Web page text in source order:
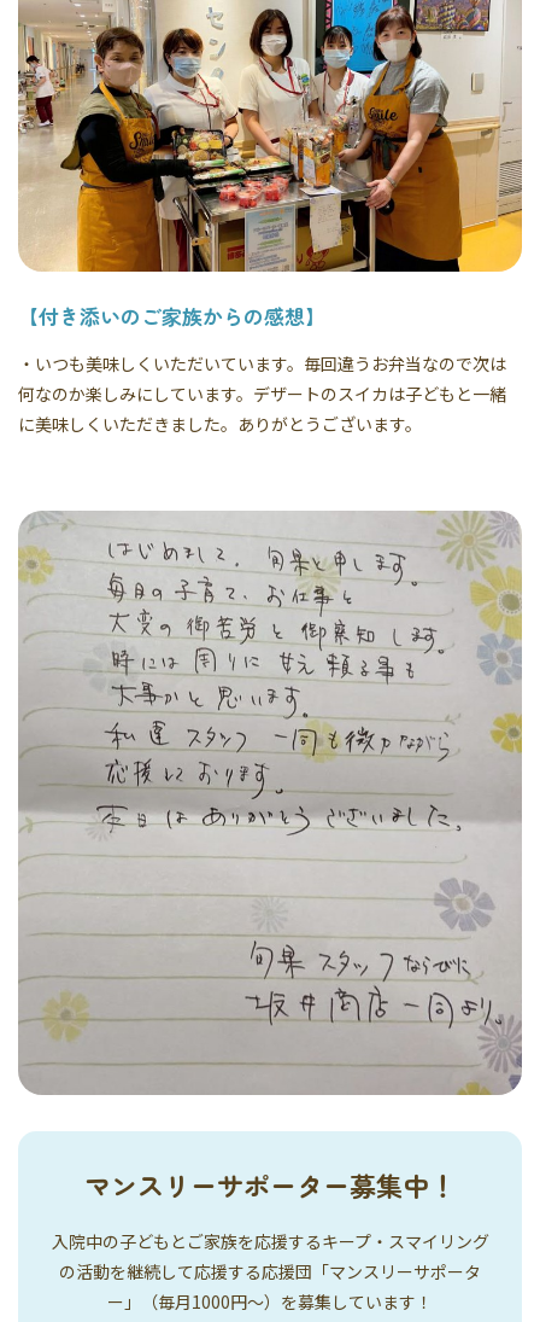
【付き添いのご家族からの感想】
・いつも美味しくいただいています。毎回違うお弁当なので次は
何なのか楽しみにしています。デザートのスイカは子どもと一緒
に美味しくいただきました。ありがとうございます。
マンスリーサポーター募集中！
入院中の子どもとご家族を応援するキープ・スマイリング
の活動を継続して応援する応援団「マンスリーサポータ
ー」（毎月1000円〜）を募集しています！